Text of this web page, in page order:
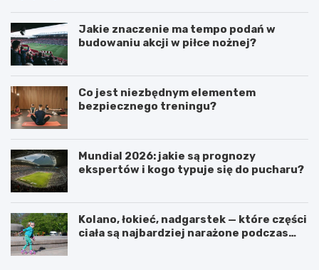
Jakie znaczenie ma tempo podań w
budowaniu akcji w piłce nożnej?
Co jest niezbędnym elementem
bezpiecznego treningu?
Mundial 2026: jakie są prognozy
ekspertów i kogo typuje się do pucharu?
Kolano, łokieć, nadgarstek — które części
ciała są najbardziej narażone podczas